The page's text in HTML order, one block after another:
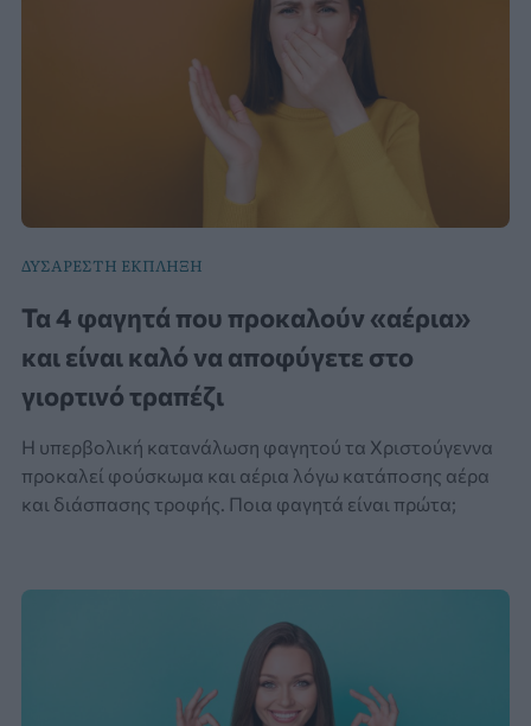
ΔΥΣΑΡΕΣΤΗ ΕΚΠΛΗΞΗ
Τα 4 φαγητά που προκαλούν «αέρια»
και είναι καλό να αποφύγετε στο
γιορτινό τραπέζι
Η υπερβολική κατανάλωση φαγητού τα Χριστούγεννα
προκαλεί φούσκωμα και αέρια λόγω κατάποσης αέρα
και διάσπασης τροφής. Ποια φαγητά είναι πρώτα;